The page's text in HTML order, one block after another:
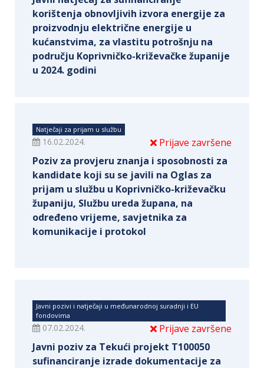
korištenja obnovljivih izvora energije za
proizvodnju električne energije u
kućanstvima, za vlastitu potrošnju na
području Koprivničko-križevačke županije
u 2024. godini
Natječaji za prijam u službu
Prijave završene
16.02.2024.
Poziv za provjeru znanja i sposobnosti za
kandidate koji su se javili na Oglas za
prijam u službu u Koprivničko-križevačku
županiju, Službu ureda župana, na
određeno vrijeme, savjetnika za
komunikacije i protokol
Javni pozivi i natječaji u međunarodnoj suradnji i EU
fondovima
Prijave završene
07.02.2024.
Javni poziv za Tekući projekt T100050
sufinanciranje izrade dokumentacije za